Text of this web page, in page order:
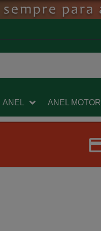
ANEL ANEL MOTOR